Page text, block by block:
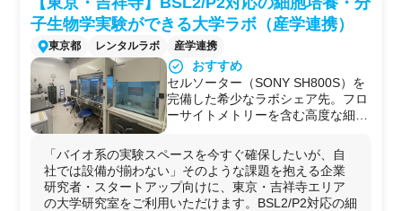
り、企業研究者とラボメンバーが共
同作業を行う文化が根付いている。
・2024年9月に新11号館へ移転済
み、設備も一新：移転後の新棟でク
リーンな環境で実験が可能。
・ケミカルバイオロジー実験
・生物有機化学実験
・生化学実験（遠心・ PCR・ プレートリーダー等）
・糖タンパク質品質管理評価
・グリコサイエンス関連 研究
・リアルタイムPCR解析
・粒子サイズ・ゼータ電位測定（動的光散乱）
・フリーズドライ（凍結乾燥 ）処理
用途例
・ 糖鎖修飾化合物の開発を進めたいが、自社にUPLCや
分解能MSがなく、社外のラボを探している製薬・バイオ
ベンチャーの研究担当者に。
・有機合成の実験設備を単発〜数ヶ月単位で借りたい化
子生物学実験ができる大学ラボ（産学連携）
東京都 レンタルラボ 産学連携
おすすめ
セルソーター（SONY SH800S）を
完備した希少なラボシェア先。フロ
ーサイトメトリーを含む高度な細胞
微量分光光度計（NanoDrop
One）・化学発光蛍光撮影装置
（iBright CL750）など核酸・タンパ
ク質定量から画像解析まで一気通貫
「バイオ系の実験スペースを今すぐ確保したいが、自
社では設備が揃わない」そのような課題を抱える企業
研究者・スタートアップ向けに、東京・吉祥寺エリア
の大学研究室をご利用いただけます。BSL2/P2対応の細